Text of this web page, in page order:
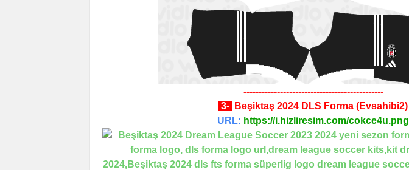
----------------------------------------------
3-
Beşiktaş 2024 DLS Forma (Evsahibi2)
URL: https://i.hizliresim.com/cokce4u.png